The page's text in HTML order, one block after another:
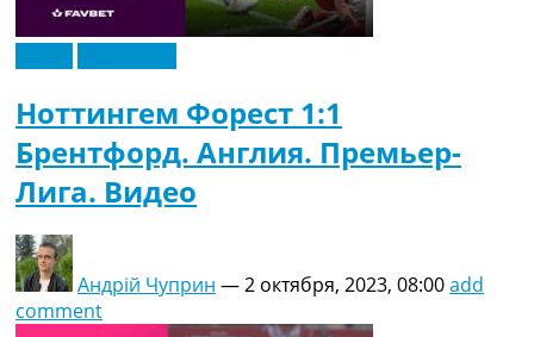
Ноттингем Форест 1:1
Брентфорд. Англия. Премьер-
Лига. Видео
Андрій Чуприн —2 октября, 2023, 08:00add
comment